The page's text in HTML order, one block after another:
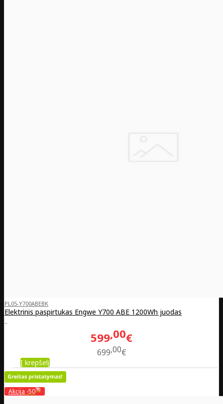
PL05-Y700ABEBK
Elektrinis paspirtukas Engwe Y700 ABE 1200Wh juodas
..
599 00€
699 00€
Į krepšelį
Akcija -50%